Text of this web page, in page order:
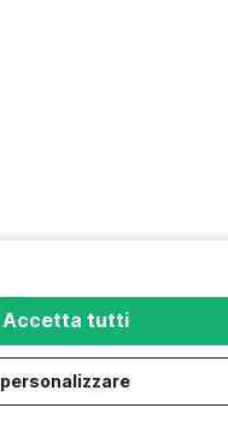
Accetta tutti
personalizzare